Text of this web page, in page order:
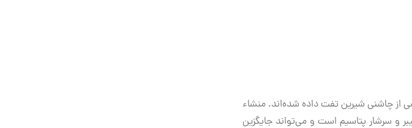
چاشنی شیرین تفت داده شده‌اند. منشاء
و سرشار پتاسیم است و می‌تواند جایگزین